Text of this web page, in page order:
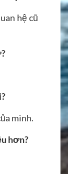
hệ cũ
mình.
hơn?